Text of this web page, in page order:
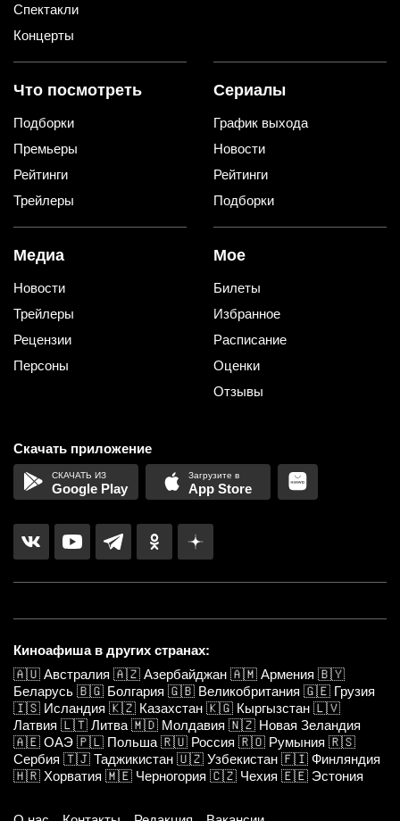
Спектакли
Концерты
Что посмотреть
Подборки
Премьеры
Рейтинги
Трейлеры
Сериалы
График выхода
Новости
Рейтинги
Подборки
Медиа
Новости
Трейлеры
Рецензии
Персоны
Мое
Билеты
Избранное
Расписание
Оценки
Отзывы
Скачать приложение
Google Play App Store
Киноафиша в других странах:
🇦🇺 Австралия 🇦🇿 Азербайджан 🇦🇲 Армения 🇧🇾
Беларусь 🇧🇬 Болгария 🇬🇧 Великобритания 🇬🇪 Грузия
🇮🇸 Исландия 🇰🇿 Казахстан 🇰🇬 Кыргызстан 🇱🇻
Латвия 🇱🇹 Литва 🇲🇩 Молдавия 🇳🇿 Новая Зеландия
🇦🇪 ОАЭ 🇵🇱 Польша 🇷🇺 Россия 🇷🇴 Румыния 🇷🇸
Сербия 🇹🇯 Таджикистан 🇺🇿 Узбекистан 🇫🇮 Финляндия
🇭🇷 Хорватия 🇲🇪 Черногория 🇨🇿 Чехия 🇪🇪 Эстония